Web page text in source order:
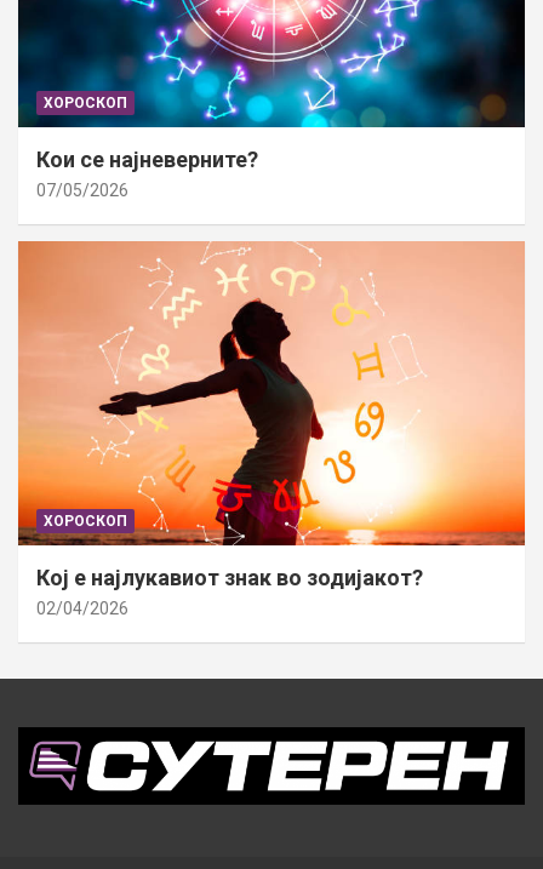
ХОРОСКОП
Кои се најневерните?
07/05/2026
ХОРОСКОП
Кој е најлукавиот знак во зодијакот?
02/04/2026